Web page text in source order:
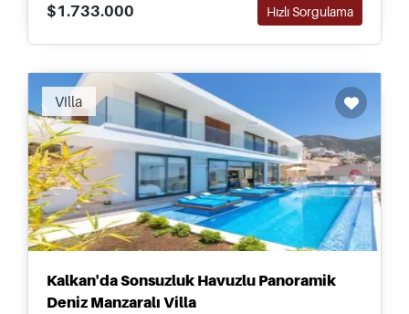
$1.733.000
Hızlı Sorgulama
Villa
Kalkan'da Sonsuzluk Havuzlu Panoramik
Deniz Manzaralı Villa